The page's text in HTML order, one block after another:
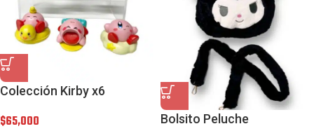
Colección Kirby x6
$65,000 Bolsito Peluche